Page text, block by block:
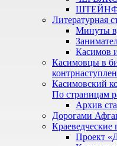
Литературная
Минуты
Касимов
Касимовцы в
Касимовский
По страницам
Архив
Дорогами
Краеведческие
Проект